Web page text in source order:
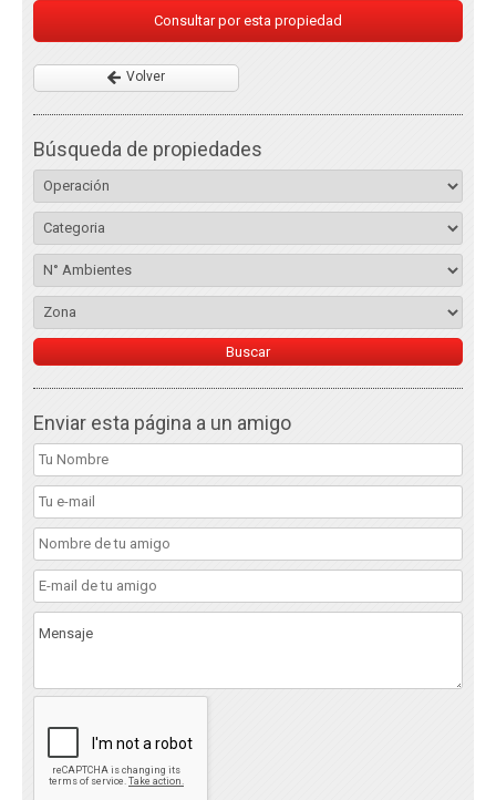
Consultar por esta propiedad
Volver
Búsqueda de propiedades
Enviar esta página a un amigo